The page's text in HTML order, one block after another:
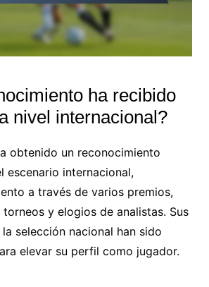
ha recibido
nivel internacional?
obtenido un reconocimiento
escenario internacional,
a través de varios premios,
y elogios de analistas. Sus
selección nacional han sido
elevar su perfil como jugador.